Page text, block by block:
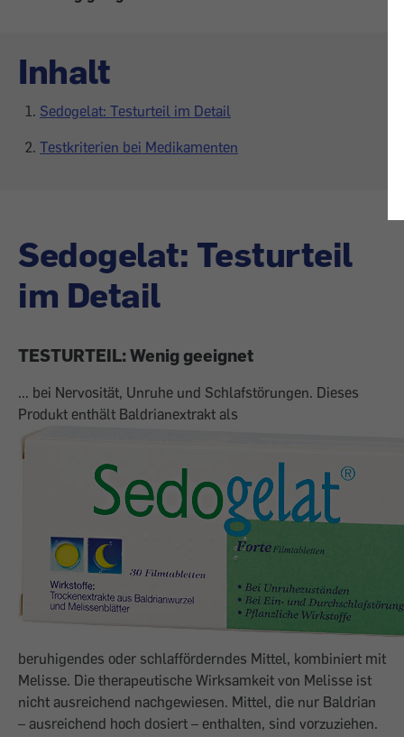
Inhalt
Sedogelat: Testurteil im Detail
Testkriterien bei Medikamenten
Sedogelat: Testurteil
im Detail
TESTURTEIL: Wenig geeignet
... bei Nervosität, Unruhe und Schlafstörungen. Dieses
Produkt enthält Baldrianextrakt als
beruhigendes oder schlafförderndes Mittel, kombiniert mit
Melisse. Die therapeutische Wirksamkeit von Melisse ist
nicht ausreichend nachgewiesen. Mittel, die nur Baldrian
– ausreichend hoch dosiert – enthalten, sind vorzuziehen.